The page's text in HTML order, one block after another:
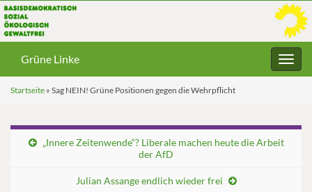
Grüne Linke
Startseite » Sag NEIN! Grüne Positionen gegen die Wehrpflicht
„Innere Zeitenwende“? Liberale machen heute die Arbeit
der AfD
Julian Assange endlich wieder frei